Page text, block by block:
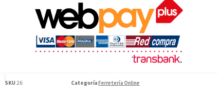
SKU 26 CategoríaFerretería Online